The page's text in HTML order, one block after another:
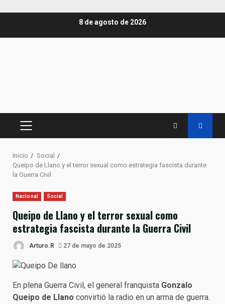
8 de agosto de 2026
MENÚ
Inicio
Social
Queipo de Llano y el terror sexual como estrategia fascista durante
la Guerra Civil
Nacional Social
Queipo de Llano y el terror sexual como
estrategia fascista durante la Guerra Civil
Arturo.R 27 de mayo de 2025
En plena Guerra Civil, el general franquista Gonzalo
Queipo de Llano convirtió la radio en un arma de guerra.